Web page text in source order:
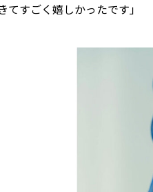
てすごく嬉しかったです」